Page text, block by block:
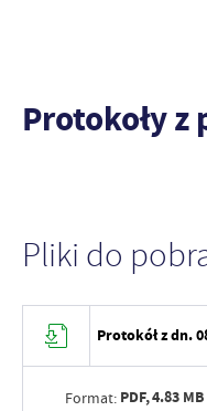
Protokoły z
Pliki do
Protokół z dn.
Format: PDF,4.83 MB